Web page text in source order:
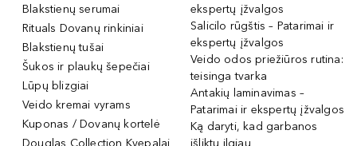
Blakstienų serumai
Rituals Dovanų rinkiniai
Blakstienų tušai
Šukos ir plaukų šepečiai
Lūpų blizgiai
Veido kremai vyrams
Kuponas / Dovanų kortelė
Douglas Collection Kvepalai
ekspertų įžvalgos
Salicilo rūgštis – Patarimai ir
ekspertų įžvalgos
Veido odos priežiūros rutina:
teisinga tvarka
Antakių laminavimas –
Patarimai ir ekspertų įžvalgos
Ką daryti, kad garbanos
išliktų ilgiau